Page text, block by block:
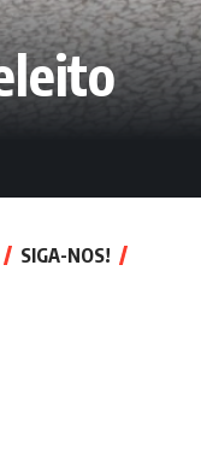
SIGA-NOS!